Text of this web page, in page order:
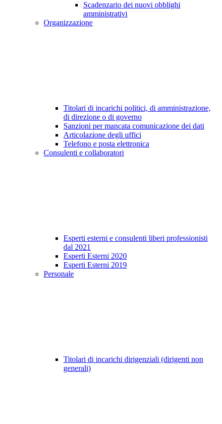
Scadenzario dei nuovi obblighi
amministrativi
Organizzazione
Titolari di incarichi politici, di amministrazione,
di direzione o di governo
Sanzioni per mancata comunicazione dei dati
Articolazione degli uffici
Telefono e posta elettronica
Consulenti e collaboratori
Esperti esterni e consulenti liberi professionisti
dal 2021
Esperti Esterni 2020
Esperti Esterni 2019
Personale
Titolari di incarichi dirigenziali (dirigenti non
generali)